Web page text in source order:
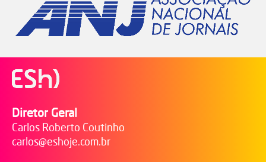
Diretor Geral
Carlos Roberto Coutinho
carlos@eshoje.com.br